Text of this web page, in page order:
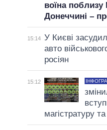
воїна
Донеччині –
15:14 У Києві
авто
росіян
15:12
магістратуру